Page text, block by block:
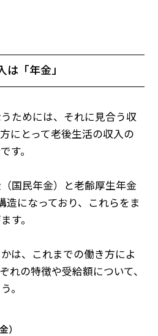
は「年金」
ためには、それに見合う収
にとって老後生活の収入の
す。
国民年金）と老齢厚生年金
造になっており、これらをま
す。
は、これまでの働き方によ
れの特徴や受給額について、
。
）